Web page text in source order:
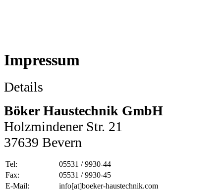
Impressum
Details
Böker Haustechnik GmbH
Holzmindener Str. 21
37639 Bevern
Tel:
05531 / 9930-44
Fax:
05531 / 9930-45
E-Mail:
info[at]boeker-haustechnik.com